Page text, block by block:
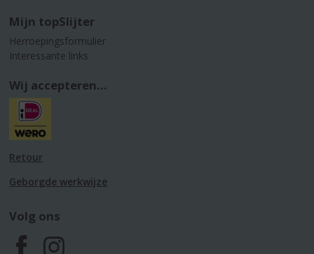
Mijn topSlijter
Herroepingsformulier
Interessante links
Wij accepteren...
Retour
Geborgde werkwijze
Volg ons
F I